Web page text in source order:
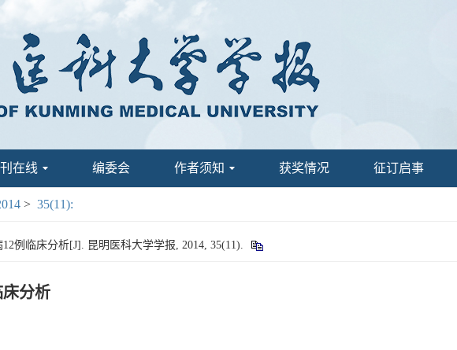
在线 编委会 作者须知 获奖情况 征订启事
> 35(11):
例临床分析[J]. 昆明医科大学学报, 2014, 35(11).
分析